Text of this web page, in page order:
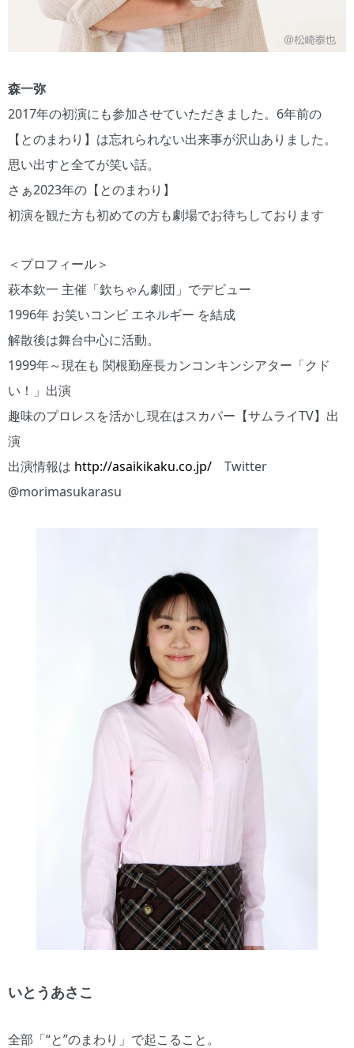
森一弥
2017年の初演にも参加させていただきました。6年前の
【とのまわり】は忘れられない出来事が沢山ありました。
思い出すと全てが笑い話。
さぁ2023年の【とのまわり】
初演を観た方も初めての方も劇場でお待ちしております
＜プロフィール＞
萩本欽一 主催「欽ちゃん劇団」でデビュー
1996年 お笑いコンビ エネルギー を結成
解散後は舞台中心に活動。
1999年～現在も 関根勤座長カンコンキンシアター「クド
い！」出演
趣味のプロレスを活かし現在はスカパー【サムライTV】出
演
出演情報は http://asaikikaku.co.jp/ Twitter
@morimasukarasu
いとうあさこ
全部「“と”のまわり」で起こること。